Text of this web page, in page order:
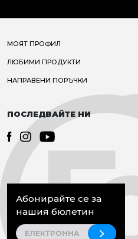
МОЯТ ПРОФИЛ
ЛЮБИМИ ПРОДУКТИ
НАПРАВЕНИ ПОРЪЧКИ
ПОСЛЕДВАЙТЕ НИ
Абонирайте се за
нашия бюлетин